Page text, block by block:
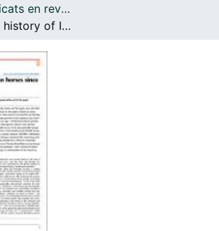
Com publicar
Articles publicats en revistes (Història i Arqueologia)
The genomic history of Iberian horses since the last Ice Age